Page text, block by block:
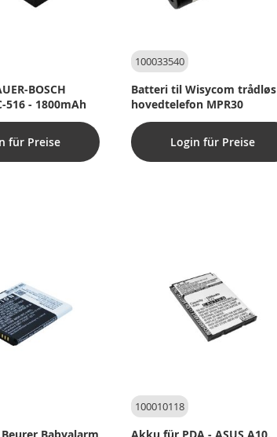
BOSCH
516 - 1800mAh
für Preise
100033540
Batteri til Wisycom trådløs
hovedtelefon MPR30
Login für Preise
100010118